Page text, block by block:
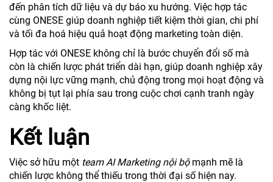
đến phân tích dữ liệu và dự báo xu hướng. Việc hợp tác
cùng ONESE giúp doanh nghiệp tiết kiệm thời gian, chi phí
và tối đa hoá hiệu quả hoạt động marketing toàn diện.
Hợp tác với ONESE không chỉ là bước chuyển đổi số mà
còn là chiến lược phát triển dài hạn, giúp doanh nghiệp xây
dựng nội lực vững mạnh, chủ động trong mọi hoạt động và
không bị tụt lại phía sau trong cuộc chơi cạnh tranh ngày
càng khốc liệt.
Kết luận
Việc sở hữu một team AI Marketing nội bộmạnh mẽ là
chiến lược không thể thiếu trong thời đại số hiện nay.